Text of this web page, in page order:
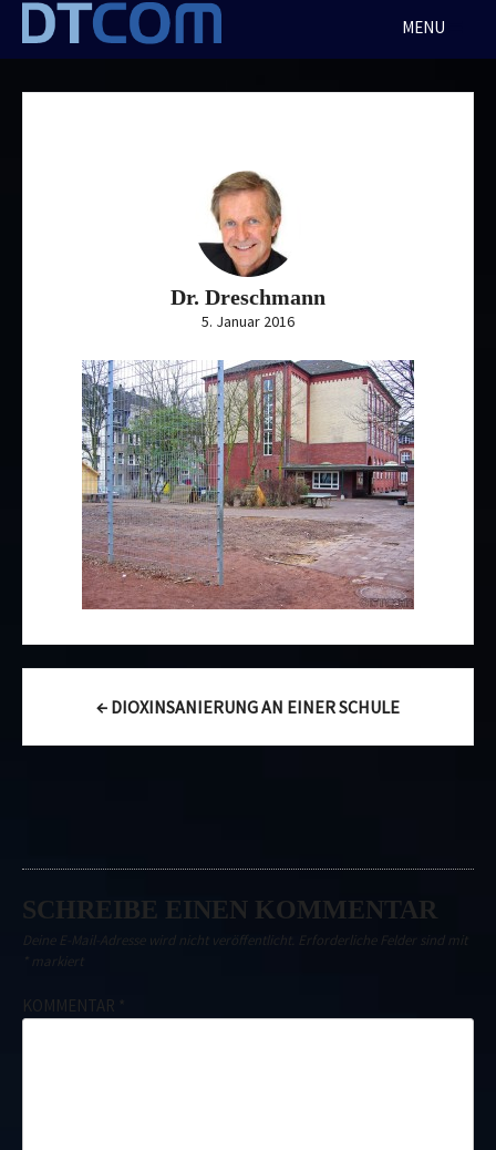
Skip
content
MENU
Dr. Dreschmann
5. Januar 2016
navigation
← DIOXINSANIERUNG AN EINER SCHULE
SCHREIBE EINEN KOMMENTAR
Deine E-Mail-Adresse wird nicht veröffentlicht. Erforderliche Felder sind mit
* markiert
KOMMENTAR *